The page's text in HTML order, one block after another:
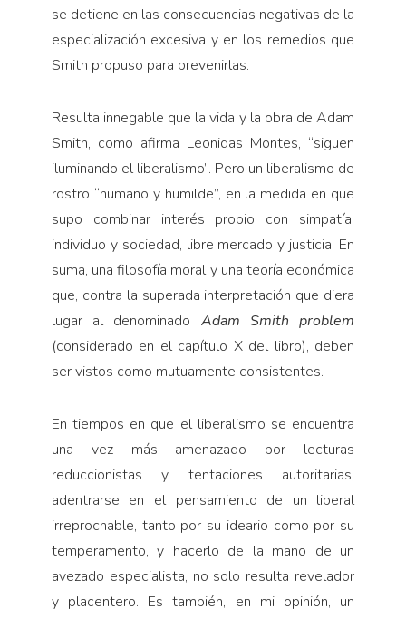
se detiene en las consecuencias negativas de la
especialización excesiva y en los remedios que
Smith propuso para prevenirlas.
Resulta innegable que la vida y la obra de Adam
Smith, como afirma Leonidas Montes, “siguen
iluminando el liberalismo”. Pero un liberalismo de
rostro “humano y humilde”, en la medida en que
supo combinar interés propio con simpatía,
individuo y sociedad, libre mercado y justicia. En
suma, una filosofía moral y una teoría económica
que, contra la superada interpretación que diera
lugar al denominado Adam Smith problem
(considerado en el capítulo X del libro), deben
ser vistos como mutuamente consistentes.
En tiempos en que el liberalismo se encuentra
una vez más amenazado por lecturas
reduccionistas y tentaciones autoritarias,
adentrarse en el pensamiento de un liberal
irreprochable, tanto por su ideario como por su
temperamento, y hacerlo de la mano de un
avezado especialista, no solo resulta revelador
y placentero. Es también, en mi opinión, un